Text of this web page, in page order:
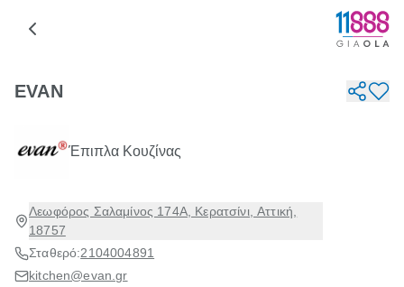
EVAN
Έπιπλα Κουζίνας
Λεωφόρος Σαλαμίνος 174A, Κερατσίνι, Αττική,
18757
Σταθερό:2104004891
kitchen@evan.gr